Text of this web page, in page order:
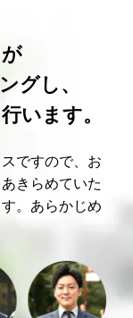
グし、
います。
ですので、お
きらめていた
。あらかじめ